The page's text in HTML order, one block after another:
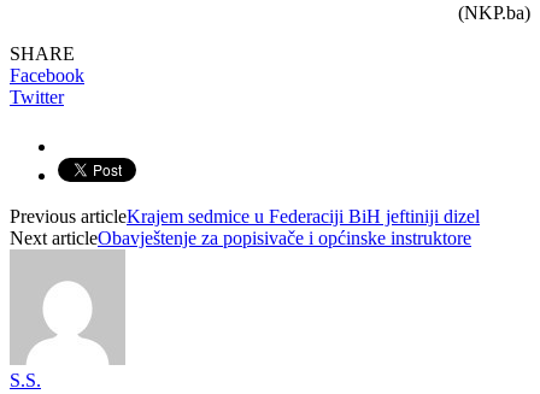
(NKP.ba)
SHARE
Facebook
Twitter
Previous articleKrajem sedmice u Federaciji BiH jeftiniji dizel
Next articleObavještenje za popisivače i općinske instruktore
S.S.